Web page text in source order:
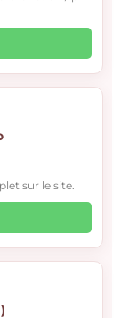
sur le site.